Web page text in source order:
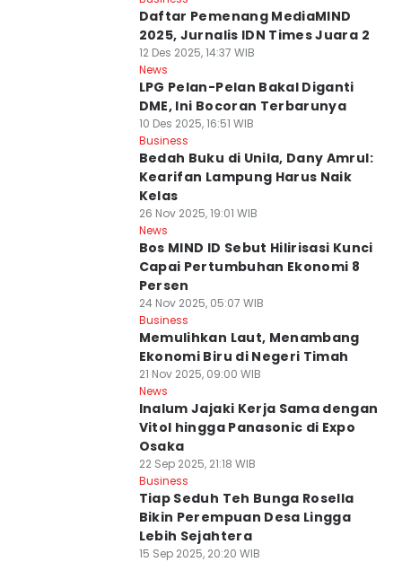
Daftar Pemenang MediaMIND
2025, Jurnalis IDN Times Juara 2
12 Des 2025, 14:37 WIB
News
LPG Pelan-Pelan Bakal Diganti
DME, Ini Bocoran Terbarunya
10 Des 2025, 16:51 WIB
Business
Bedah Buku di Unila, Dany Amrul:
Kearifan Lampung Harus Naik
Kelas
26 Nov 2025, 19:01 WIB
News
Bos MIND ID Sebut Hilirisasi Kunci
Capai Pertumbuhan Ekonomi 8
Persen
24 Nov 2025, 05:07 WIB
Business
Memulihkan Laut, Menambang
Ekonomi Biru di Negeri Timah
21 Nov 2025, 09:00 WIB
News
Inalum Jajaki Kerja Sama dengan
Vitol hingga Panasonic di Expo
Osaka
22 Sep 2025, 21:18 WIB
Business
Tiap Seduh Teh Bunga Rosella
Bikin Perempuan Desa Lingga
Lebih Sejahtera
15 Sep 2025, 20:20 WIB